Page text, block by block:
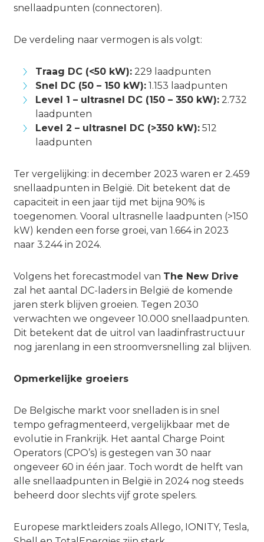
snellaadpunten (connectoren).
De verdeling naar vermogen is als volgt:
Traag DC (<50 kW): 229 laadpunten
Snel DC (50 – 150 kW): 1.153 laadpunten
Level 1 – ultrasnel DC (150 – 350 kW): 2.732
laadpunten
Level 2 – ultrasnel DC (>350 kW): 512
laadpunten
Ter vergelijking: in december 2023 waren er 2.459
snellaadpunten in België. Dit betekent dat de
capaciteit in een jaar tijd met bijna 90% is
toegenomen. Vooral ultrasnelle laadpunten (>150
kW) kenden een forse groei, van 1.664 in 2023
naar 3.244 in 2024.
Volgens het forecastmodel van The New Drive
zal het aantal DC-laders in België de komende
jaren sterk blijven groeien. Tegen 2030
verwachten we ongeveer 10.000 snellaadpunten.
Dit betekent dat de uitrol van laadinfrastructuur
nog jarenlang in een stroomversnelling zal blijven.
Opmerkelijke groeiers
De Belgische markt voor snelladen is in snel
tempo gefragmenteerd, vergelijkbaar met de
evolutie in Frankrijk. Het aantal Charge Point
Operators (CPO’s) is gestegen van 30 naar
ongeveer 60 in één jaar. Toch wordt de helft van
alle snellaadpunten in België in 2024 nog steeds
beheerd door slechts vijf grote spelers.
Europese marktleiders zoals Allego, IONITY, Tesla,